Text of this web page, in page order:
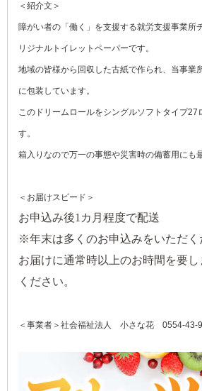
＜紹介文＞
障がい者の「働く」を支援する就労支援事業所
リジナルトイレットペーパーです。
地域の皆様から回収した古紙で作られ、当事業
に包装しています。
このドリームロールをシングルソフトタイプ27
す。
箱入りなので万一の事態や災害時の備蓄用にも
＜お届けスピード＞
お申込み後1カ月程度で配送
※年末は多くのお申込みをいただく
お届けに通常時以上のお時間を要
ください。
＜事業者＞ 社会福祉法人 小さな花 0554-43-